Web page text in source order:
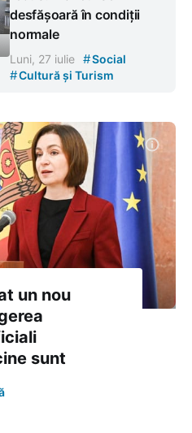
desfășoară în condiții
normale
Luni, 27 iulie #Social
#Cultură și Turism
un nou
sunt